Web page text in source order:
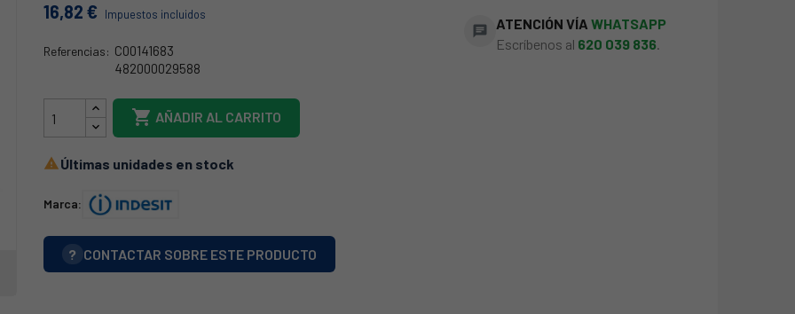
16,82 € Impuestos incluidos
Referencias: C00141683
482000029588
 AÑADIR AL CARRITO
 Últimas unidades en stock
Marca:
? CONTACTAR SOBRE ESTE PRODUCTO
chat ATENCIÓN VÍAWHATSAPP
Escríbenos al 620 039 836